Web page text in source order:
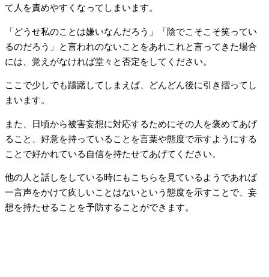
て人を責めやすくなってしまいます。
「どうせ私のことは嫌いなんだろう」「陰でこそこそ笑ってい
るのだろう」と言われのないことをあれこれと言ってきた場合
には、覚えがなければ堂々と否定をしてください。
ここで少しでも躊躇してしまえば、どんどん後に引き摺ってし
まいます。
また、日頃から被害妄想に対応するためにその人を褒めてあげ
ること、好意を持っていることを言葉や態度で示すようにする
ことで好かれている自信を持たせてあげてください。
他の人と話しをしている時にもこちらを見ているようであれば
一言声をかけて疚しいことはないという態度を示すことで、妄
想を持たせることを予防することができます。